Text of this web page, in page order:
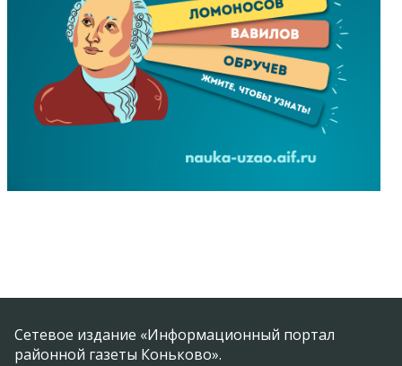
Сетевое издание «Информационный портал
районной газеты Коньково».